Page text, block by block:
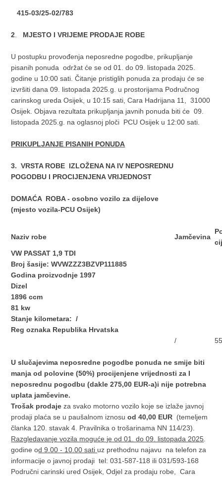
415-03/25-02/783
2. MJESTO I VRIJEME PRODAJE ROBE
U postupku provođenja neposredne pogodbe, prikupljanje
pisanih ponuda održat će se od 01. do 09. listopada 2025.
godine u 10:00 sati. Čitanje pristiglih ponuda za prodaju će se
izvršiti dana 09. listopada 2025.g. u prostorijama Područnog
carinskog ureda Osijek, u 10:15 sati, Cara Hadrijana 11, 31000
Osijek. Objava rezultata prikupljanja javnih ponuda biti će 09.
listopada 2025.g. na oglasnoj ploči PCU Osijek u 12:00 sati.
PRIKUPLJANJE PISANIH PONUDA
3. VRSTA ROBE IZLOŽENA NA IV NEPOSREDNU
POGODBU I PROCIJENJENA VRIJEDNOST
DOMAĆA ROBA - osobno vozilo za dijelove
(mjesto vozila-PCU Osijek)
Naziv robe Jamčevina
VW PASSAT 1,9 TDI
Broj šasije: WVWZZZ3BZVP111885
Godina proizvodnje 1997
Dizel
1896 ccm
81 kw
Stanje kilometara: /
Reg oznaka Republika Hrvatska
/
U slučajevima neposredne pogodbe ponuda ne smije biti
manja od polovine (50%) procijenjene vrijednosti za I
neposrednu pogodbu (dakle 275,00 EUR-a)i nije potrebna
uplata jamčevine.
Trošak prodajeza svako motorno vozilo koje se izlaže javnoj
prodaji plaća se u paušalnom iznosu od 40,00 EUR (temeljem
članka 120. stavak 4. Pravilnika o trošarinama NN 114/23).
Razgledavanje vozila moguće je od 01. do 09. listopada 2025.
godine od 9.00 - 10.00 sati uz prethodnu najavu na telefon za
informacije o javnoj prodaji tel: 031-587-118 ili 031/593-168
Područni carinski ured Osijek, Odjel za prodaju robe, Cara